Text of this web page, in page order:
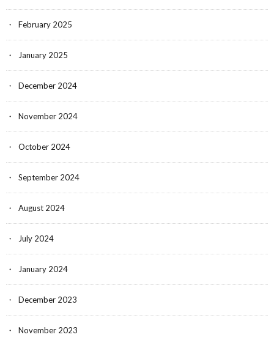
February 2025
January 2025
December 2024
November 2024
October 2024
September 2024
August 2024
July 2024
January 2024
December 2023
November 2023